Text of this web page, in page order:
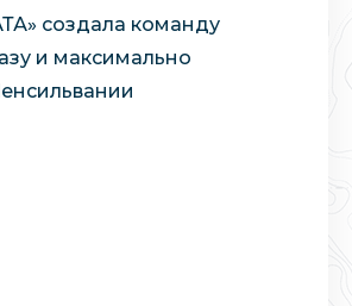
создала команду
и максимально